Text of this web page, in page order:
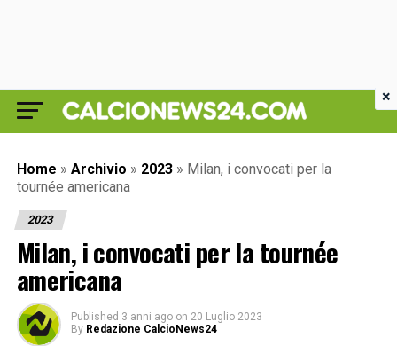
Home » Archivio » 2023 » Milan, i convocati per la
tournée americana
2023
Milan, i convocati per la tournée
americana
Published 3 anni ago on 20 Luglio 2023
By Redazione CalcioNews24
×